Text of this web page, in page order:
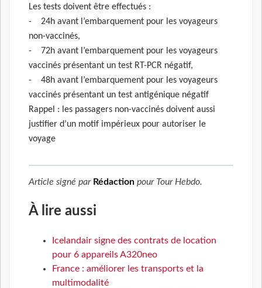
Les tests doivent être effectués :
- 24h avant l’embarquement pour les voyageurs
non-vaccinés,
- 72h avant l’embarquement pour les voyageurs
vaccinés présentant un test RT-PCR négatif,
- 48h avant l’embarquement pour les voyageurs
vaccinés présentant un test antigénique négatif
Rappel : les passagers non-vaccinés doivent aussi
justifier d’un motif impérieux pour autoriser le
voyage
Article signé par Rédaction pour Tour Hebdo.
À lire aussi
Icelandair signe des contrats de location
pour 6 appareils A320neo
France : améliorer les transports et la
multimodalité